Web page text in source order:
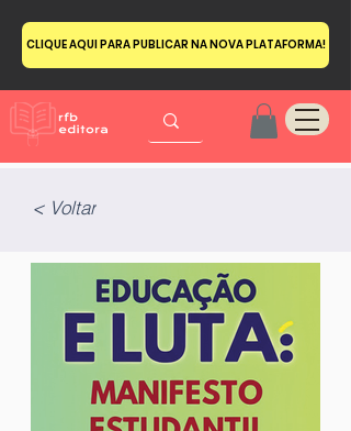
CLIQUE AQUI PARA PUBLICAR NA NOVA PLATAFORMA!
< Voltar